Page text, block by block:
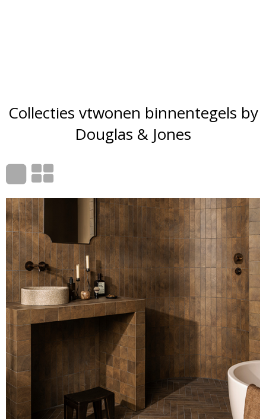
Collecties vtwonen binnentegels by
Douglas & Jones